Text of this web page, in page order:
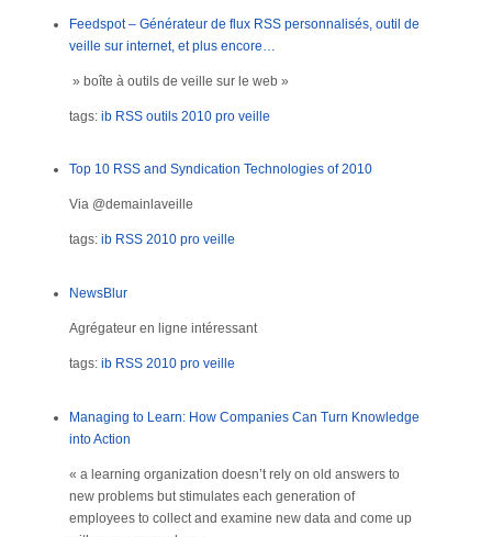
Feedspot – Générateur de flux RSS personnalisés, outil de
veille sur internet, et plus encore…
» boîte à outils de veille sur le web »
tags: ib RSS outils 2010 pro veille
Top 10 RSS and Syndication Technologies of 2010
Via @demainlaveille
tags: ib RSS 2010 pro veille
NewsBlur
Agrégateur en ligne intéressant
tags: ib RSS 2010 pro veille
Managing to Learn: How Companies Can Turn Knowledge
into Action
« a learning organization doesn’t rely on old answers to
new problems but stimulates each generation of
employees to collect and examine new data and come up